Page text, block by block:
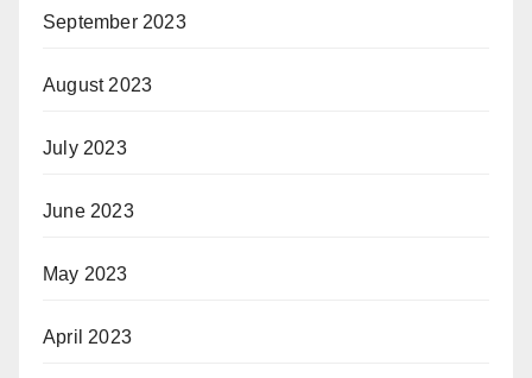
September 2023
August 2023
July 2023
June 2023
May 2023
April 2023